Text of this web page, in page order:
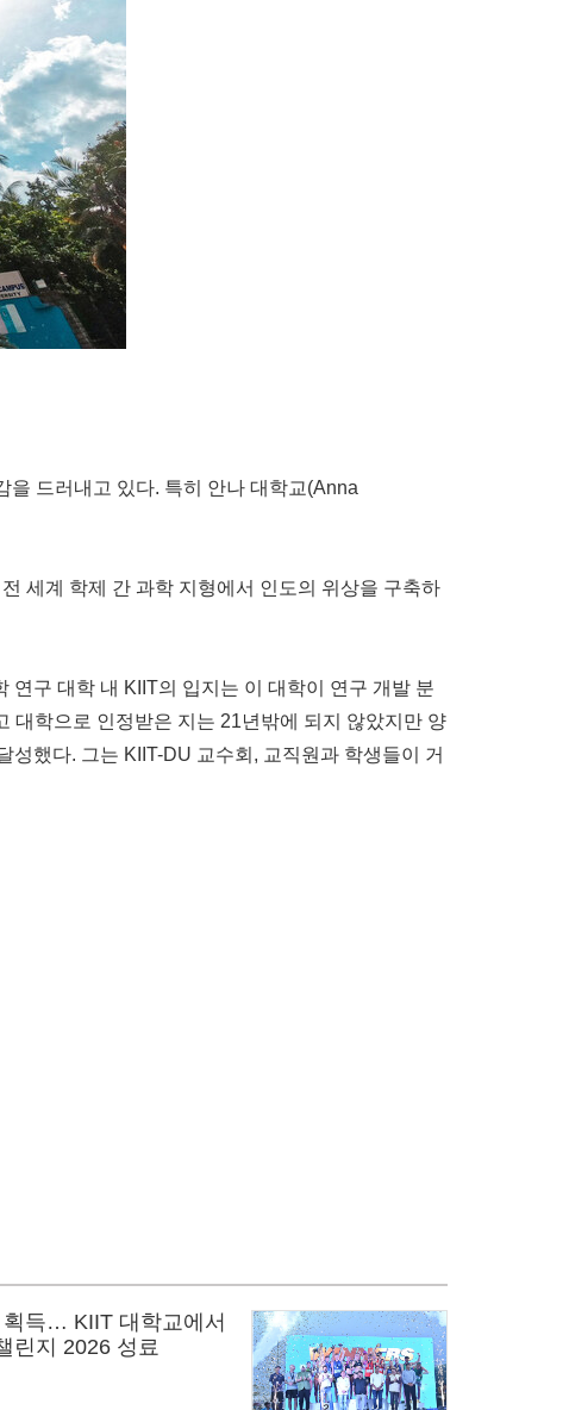
드러내고 있다. 특히 안나 대학교(Anna
세계 학제 간 과학 지형에서 인도의 위상을 구축하
연구 대학 내 KIIT의 입지는 이 대학이 연구 개발 분
대학으로 인정받은 지는 21년밖에 되지 않았지만 양
했다. 그는 KIIT-DU 교수회, 교직원과 학생들이 거
득… KIIT 대학교에서
린지 2026 성료